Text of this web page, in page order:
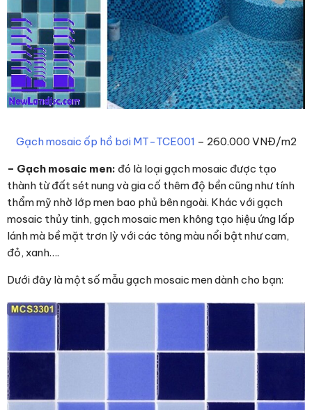
Gạch mosaic ốp hồ bơi MT-TCE001 – 260.000 VNĐ/m2
– Gạch mosaic men: đó là loại gạch mosaic được tạo
thành từ đất sét nung và gia cố thêm độ bền cũng như tính
thẩm mỹ nhờ lớp men bao phủ bên ngoài. Khác với gạch
mosaic thủy tinh, gạch mosaic men không tạo hiệu ứng lấp
lánh mà bề mặt trơn lỳ với các tông màu nổi bật như cam,
đỏ, xanh….
Dưới đây là một số mẫu gạch mosaic men dành cho bạn: